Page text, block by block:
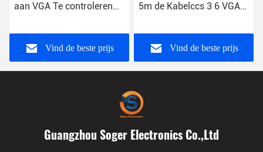
aan VGA Te controleren
Vind de beste prijs
5m de Kabelccs 3 6 VGA
Vind de beste prijs
Guangzhou Soger Electronics Co.,Ltd